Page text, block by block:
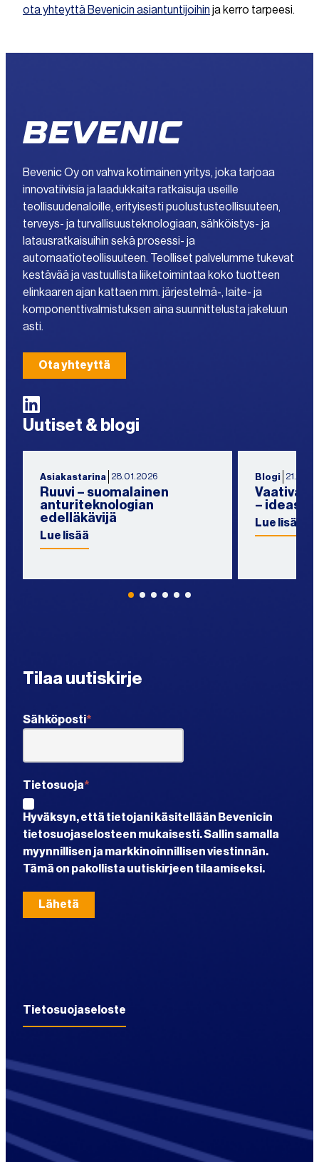
ota yhteyttä Bevenicin asiantuntijoihin ja kerro tarpeesi.
Bevenic Oy on vahva kotimainen yritys, joka tarjoaa
innovatiivisia ja laadukkaita ratkaisuja useille
teollisuudenaloille, erityisesti puolustusteollisuuteen,
terveys- ja turvallisuusteknologiaan, sähköistys- ja
latausratkaisuihin sekä prosessi- ja
automaatioteollisuuteen. Teolliset palvelumme tukevat
kestävää ja vastuullista liiketoimintaa koko tuotteen
elinkaaren ajan kattaen mm. järjestelmä-, laite- ja
komponenttivalmistuksen aina suunnittelusta jakeluun
asti.
Ota yhteyttä
LinkedIn
Uutiset & blogi
Asiakastarina 28.01.2026
Ruuvi – suomalainen
anturiteknologian
edelläkävijä
Lue lisää
Blogi
Vaativat
– ideasta
Lue lisää
Tilaa uutiskirje
"*"
näyttää
kentät
Sähköposti*
Tietosuoja*
Hyväksyn, että tietojani käsitellään Bevenicin
tietosuojaselosteen mukaisesti. Sallin samalla
myynnillisen ja markkinoinnillisen viestinnän.
Tämä on pakollista uutiskirjeen tilaamiseksi.
Tietosuojaseloste